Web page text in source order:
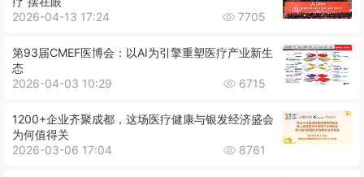
2026-04-13 17:24
7705
第93届CMEF医博会：以AI为引擎重塑医疗产业新生
态
2026-04-03 10:29
6715
1200+企业齐聚成都，这场医疗健康与银发经济盛会
为何值得关
2026-03-06 17:04
8761